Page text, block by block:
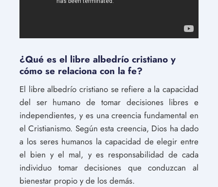
¿Qué es el libre albedrío cristiano y
cómo se relaciona con la fe?
El libre albedrío cristiano se refiere a la capacidad
del ser humano de tomar decisiones libres e
independientes, y es una creencia fundamental en
el Cristianismo. Según esta creencia, Dios ha dado
a los seres humanos la capacidad de elegir entre
el bien y el mal, y es responsabilidad de cada
individuo tomar decisiones que conduzcan al
bienestar propio y de los demás.